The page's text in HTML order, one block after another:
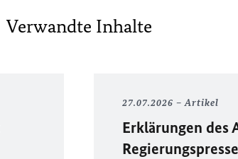
Verwandte Inhalte
27.07.2026 Artikel
Erklärungen des